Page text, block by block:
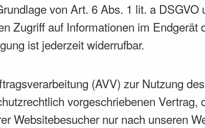
von Art. 6 Abs. 1 lit. a
Zugriff auf Informationen im
ist jederzeit widerrufbar.
(AVV) zur Nutzung
vorgeschriebenen Vertrag,
Websitebesucher nur nach unseren